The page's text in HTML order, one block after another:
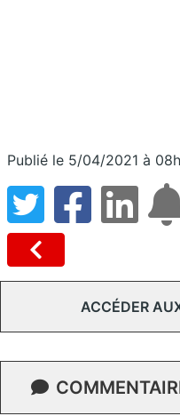
Publié le 5/04/2021 à
ACCÉDER